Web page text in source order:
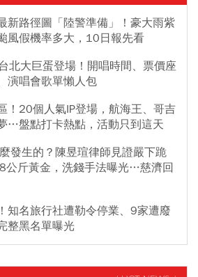
新路徑圖「陸警準備」！豪大雨紫
風假機率多大，10日報先看
北大巨蛋登場！開唱時間、票價座
演唱會歌單懶人包
！20個人氣IP登場，航海王、哥吉
…盤點打卡熱點，活動只到這天
發生的？陳昱瑄律師見證嚴下跪
公斤黃金，洗錢手法曝光…慈濟回
知名旅行社遭勒令停業、9家遭廢
整黑名單曝光